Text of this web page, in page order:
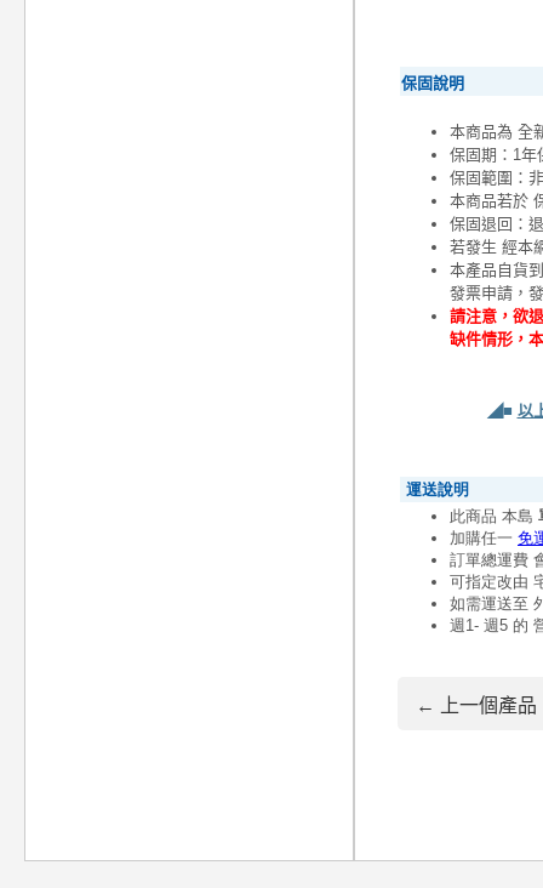
保固說明
本商品為 全
保固期：1年
保固範圍：
本商品若於
保固退回：
若發生 經本
本產品自貨
發票申請，
請注意，欲
缺件情形，
◢■ 以
← 上一個產品